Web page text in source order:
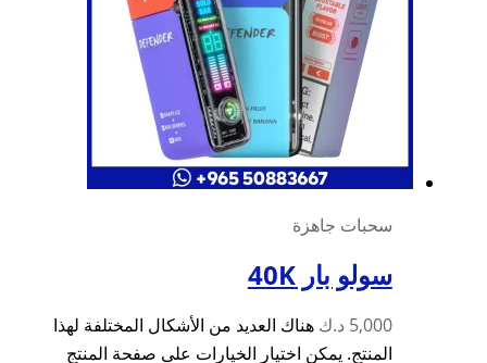
سحبات جاهزة
سولو بار 40K
5,000 د.ك هناك العديد من الأشكال المختلفة لهذا
المنتج. يمكن اختيار الخيارات على صفحة المنتج